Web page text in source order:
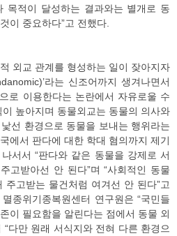
목적이 달성하는 결과와는 별개로 동
이 중요하다”고 전했다.
외교 관계를 형성하는 일이 잦아지자
라는 신조어까지 생겨나면서
로 이용한다는 논란에서 자유로울 수
높아지며 동물외교는 동물의 의사와
선 환경으로 동물을 보내는 행위라는
에서 판다에 대한 학대 혐의까지 제기
서서 “판다와 같은 동물을 강제로 서
고받아선 안 된다”며 “사회적인 동물
고받는 물건처럼 여겨선 안 된다”고
종위기종복원센터 연구원은 “국민들
이 필요함을 알린다는 점에서 동물 외
“다만 원래 서식지와 전혀 다른 환경으